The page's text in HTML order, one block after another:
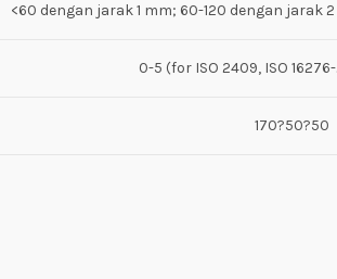
<60 dengan jarak 1 mm; 60-120 dengan jarak
0-5 (for ISO 2409, ISO
170?50?50